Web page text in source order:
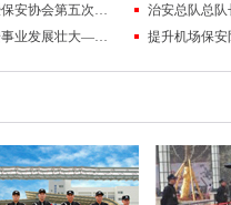
广东省召开第五次保安工作会议暨保安协会第五次会员代表大会
倾其真情，热心服务，才会把保安事业发展壮大——东莞保安公司队伍管理纪实